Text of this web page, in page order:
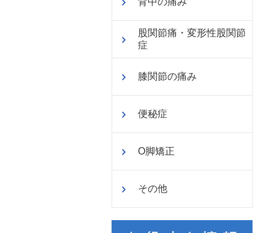
股関節痛・変形性股関節
症
膝関節の痛み
便秘症
O脚矯正
その他